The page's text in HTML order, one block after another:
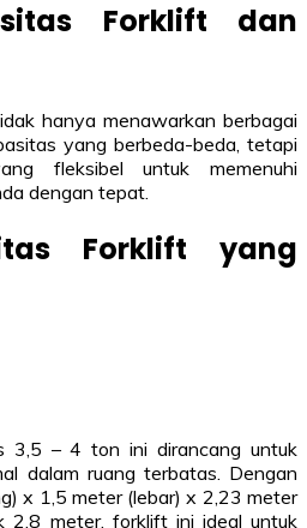
Forklift dan
hanya menawarkan berbagai
yang berbeda-beda, tetapi
fleksibel untuk memenuhi
dengan tepat.
Forklift yang
3,5 – 4 ton ini dirancang untuk
dalam ruang terbatas. Dengan
x 1,5 meter (lebar) x 2,23 meter
2,8 meter, forklift ini ideal untuk